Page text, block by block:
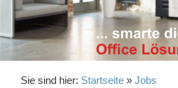
Sie sind hier: Startseite » Jobs